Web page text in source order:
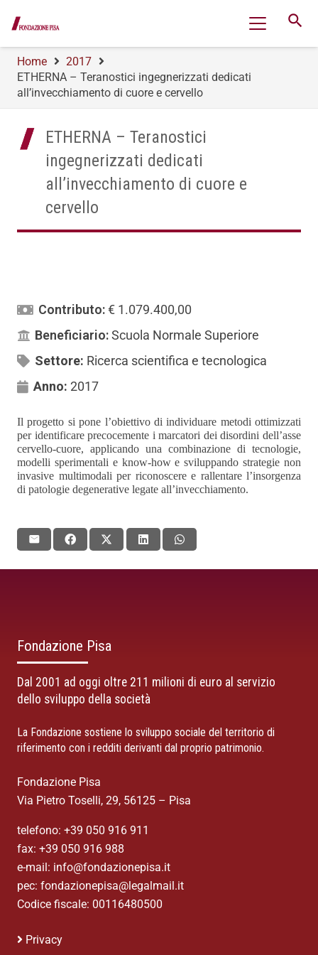
search
Home
2017
ETHERNA – Teranostici ingegnerizzati dedicati
all’invecchiamento di cuore e cervello
ETHERNA – Teranostici
ingegnerizzati dedicati
all’invecchiamento di cuore e
cervello
Contributo:€ 1.079.400,00
Beneficiario:Scuola Normale Superiore
Settore: Ricerca scientifica e tecnologica
Anno: 2017
Il progetto si pone l’obiettivo di individuare metodi ottimizzati
per identificare precocemente i marcatori dei disordini dell’asse
cervello-cuore, applicando una combinazione di tecnologie,
modelli sperimentali e know-how e sviluppando strategie non
invasive multimodali per riconoscere e rallentare l’insorgenza
di patologie degenerative legate all’invecchiamento.
Fondazione Pisa
Dal 2001 ad oggi oltre 211 milioni di euro al servizio
dello sviluppo della società
La Fondazione sostiene lo sviluppo sociale del territorio di
riferimento con i redditi derivanti dal proprio patrimonio.
Fondazione Pisa
Via Pietro Toselli, 29, 56125 – Pisa
telefono: +39 050 916 911
fax: +39 050 916 988
e-mail: info@fondazionepisa.it
pec: fondazionepisa@legalmail.it
Codice fiscale: 00116480500
Privacy